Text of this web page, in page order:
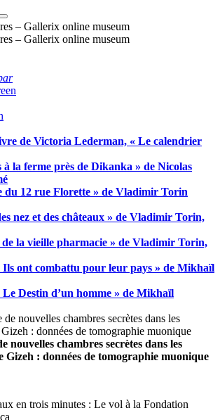
de Victoria Lederman, « Le calendrier
à la ferme près de Dikanka » de Nicolas
du 12 rue Florette » de Vladimir Torin
nez et des châteaux » de Vladimir Torin,
de la vieille pharmacie » de Vladimir Torin,
Ils ont combattu pour leur pays » de Mikhaïl
Le Destin d’un homme » de Mikhaïl
nouvelles chambres secrètes dans les
Gizeh : données de tomographie muonique